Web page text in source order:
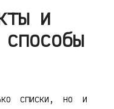
и
списки, но и